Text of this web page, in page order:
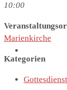
10:00
Marienkirche
Kategorien
Gottesdienst